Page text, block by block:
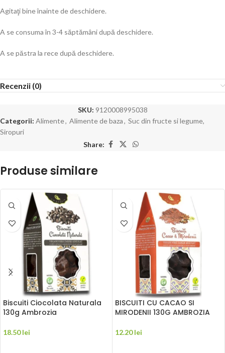
Agitaţi bine înainte de deschidere.
A se consuma în 3-4 săptămâni după deschidere.
A se păstra la rece după deschidere.
Recenzii (0)
SKU: 9120008995038
Categorii: Alimente, Alimente de baza, Suc din fructe si legume,
Siropuri
Share:
Produse similare
Biscuiti Ciocolata Naturala
130g Ambrozia
18.50lei
BISCUITI CU CACAO SI
MIRODENII 130G AMBROZIA
12.20lei